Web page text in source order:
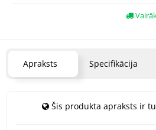
Apraksts Specifikācija
Šis produkta apraksts ir